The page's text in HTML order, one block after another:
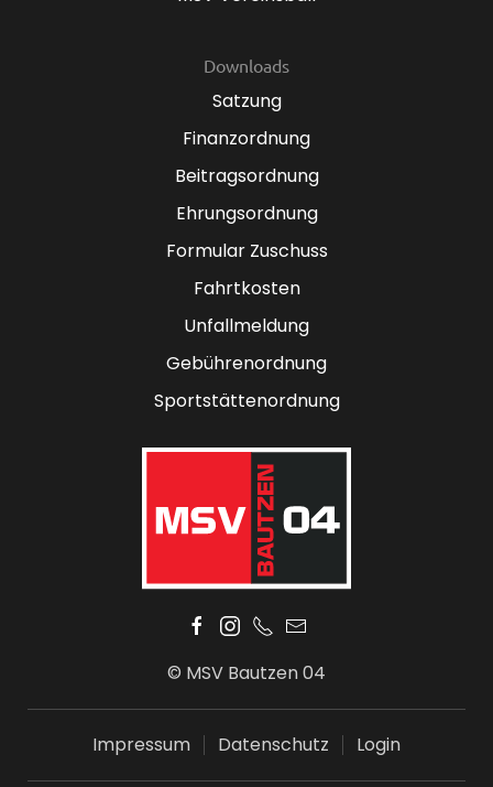
Downloads
Satzung
Finanzordnung
Beitragsordnung
Ehrungsordnung
Formular Zuschuss
Fahrtkosten
Unfallmeldung
Gebührenordnung
Sportstättenordnung
© MSV Bautzen 04
Impressum Datenschutz Login